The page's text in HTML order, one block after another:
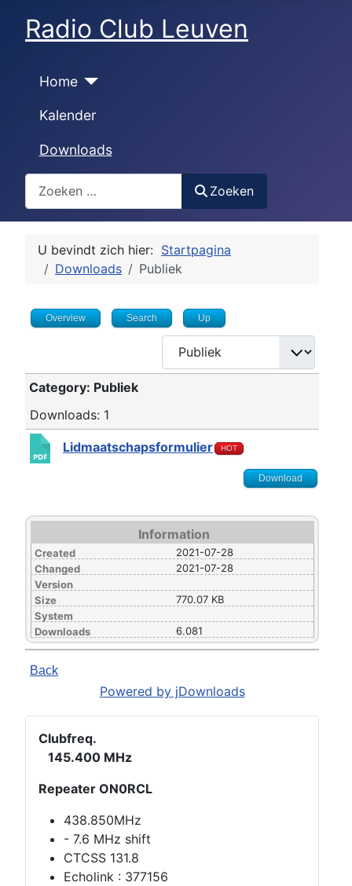
Radio Club Leuven
Home
Kalender
Downloads
Zoeken
Zoeken
Clubfreq.
145.400 MHz
Repeater ON0RCL
438.850MHz
- 7.6 MHz shift
CTCSS 131.8
Echolink : 377156
U bevindt zich hier: Startpagina
Downloads
Publiek
Overview Search Up
Category: Publiek
Downloads: 1
Lidmaatschapsformulier HOT
Download
Information
Created
2021-07-28
Changed
2021-07-28
Version
Size
770.07 KB
System
Downloads
6.081
Back
Powered by jDownloads